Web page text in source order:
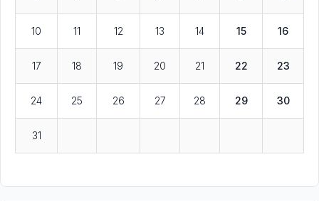
10 11 12 13 14 15 16
17 18 19 20 21 22 23
24 25 26 27 28 29 30
31